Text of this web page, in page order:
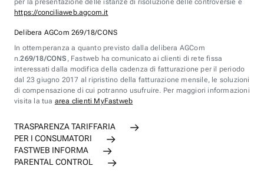
per la presentazione delle istanze di risoluzione delle controversie è
https://conciliaweb.agcom.it
Delibera AGCom 269/18/CONS
In ottemperanza a quanto previsto dalla delibera AGCom
n.269/18/CONS , Fastweb ha comunicato ai clienti di rete fissa
interessati dalla modifica della cadenza di fatturazione per il periodo
dal 23 giugno 2017 al ripristino della fatturazione mensile, le soluzioni
di compensazione di cui potranno usufruire. Per maggiori informazioni
visita la tua area clienti MyFastweb
TRASPARENZA TARIFFARIA
PER I CONSUMATORI
FASTWEB INFORMA
PARENTAL CONTROL